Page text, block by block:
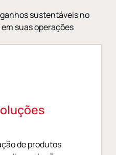
sustentáveis no
suas operações
de produtos